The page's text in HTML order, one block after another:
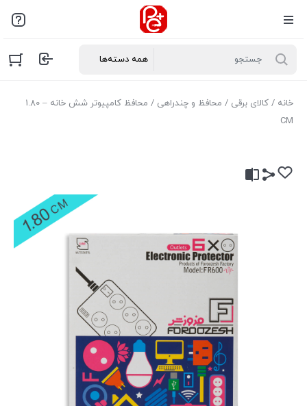
خانه / کالای برقی / محافظ و چندراهی
/ محافظ کامپیوتر شش خانه – 1.80
CM